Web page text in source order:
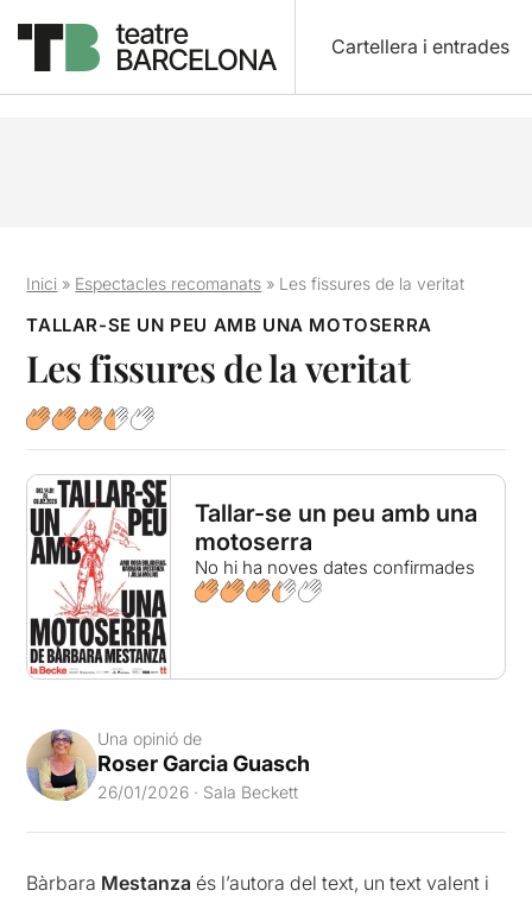
Cartellera i entrades
Inici » Espectacles recomanats » Les fissures de la veritat
TALLAR-SE UN PEU AMB UNA MOTOSERRA
Les fissures de la veritat
Tallar-se un peu amb una
motoserra
No hi ha noves dates confirmades
Una opinió de
Roser Garcia Guasch
26/01/2026 · Sala Beckett
Bàrbara Mestanza és l’autora del text, un text valent i